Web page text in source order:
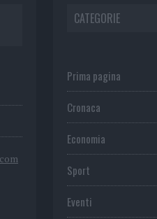
CATEGORIE
Prima pagina
Cronaca
Economia
Sport
Eventi